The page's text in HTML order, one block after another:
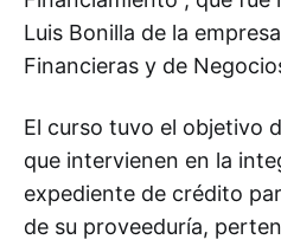
Luis Bonilla de la
Financieras y de
El curso tuvo el objetivo
que intervienen en la
expediente de crédito
de su proveeduría,